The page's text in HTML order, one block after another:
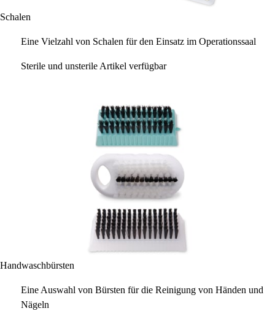
Schalen
Eine Vielzahl von Schalen für den Einsatz im Operationssaal
Sterile und unsterile Artikel verfügbar
Handwaschbürsten
Eine Auswahl von Bürsten für die Reinigung von Händen und
Nägeln